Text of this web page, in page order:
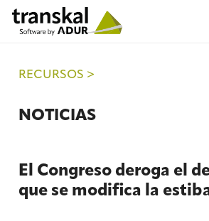
RECURSOS >
NOTICIAS
El Congreso deroga el
que se modifica la